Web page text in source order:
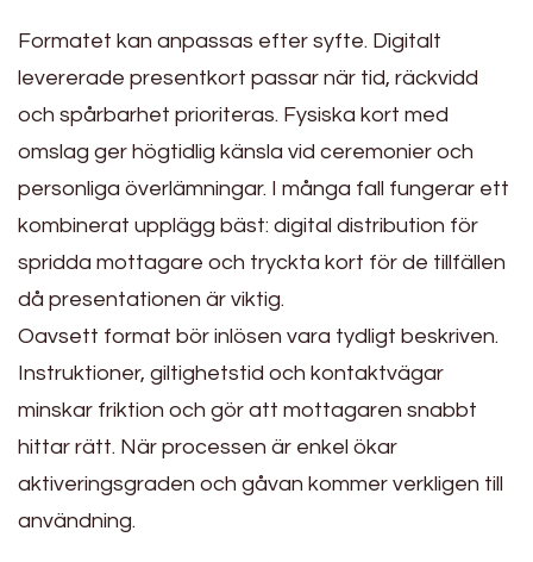
Formatet kan anpassas efter syfte. Digitalt
levererade presentkort passar när tid, räckvidd
och spårbarhet prioriteras. Fysiska kort med
omslag ger högtidlig känsla vid ceremonier och
personliga överlämningar. I många fall fungerar ett
kombinerat upplägg bäst: digital distribution för
spridda mottagare och tryckta kort för de tillfällen
då presentationen är viktig.
Oavsett format bör inlösen vara tydligt beskriven.
Instruktioner, giltighetstid och kontaktvägar
minskar friktion och gör att mottagaren snabbt
hittar rätt. När processen är enkel ökar
aktiveringsgraden och gåvan kommer verkligen till
användning.